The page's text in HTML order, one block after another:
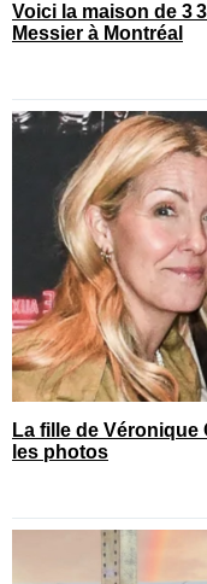
Voici la maison de 3
Messier à Montréal
La fille de
les photos